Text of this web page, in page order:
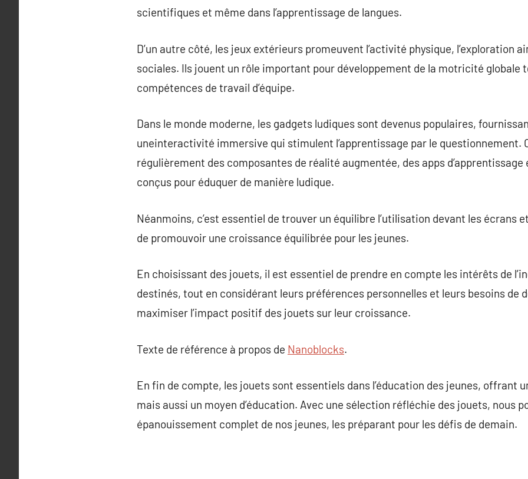
scientifiques et même dans l’apprentissage de langues.
D’un autre côté, les jeux extérieurs promeuvent l’activité physique, l’exploration
sociales. Ils jouent un rôle important pour développement de la motricité globale
compétences de travail d’équipe.
Dans le monde moderne, les gadgets ludiques sont devenus populaires,
uneinteractivité immersive qui stimulent l’apprentissage par le questionnement.
régulièrement des composantes de réalité augmentée, des apps d’apprentissage
conçus pour éduquer de manière ludique.
Néanmoins, c’est essentiel de trouver un équilibre l’utilisation devant les écrans
de promouvoir une croissance équilibrée pour les jeunes.
En choisissant des jouets, il est essentiel de prendre en compte les intérêts de
destinés, tout en considérant leurs préférences personnelles et leurs besoins de
maximiser l’impact positif des jouets sur leur croissance.
Texte de référence à propos de Nanoblocks.
En fin de compte, les jouets sont essentiels dans l’éducation des jeunes, offrant
mais aussi un moyen d’éducation. Avec une sélection réfléchie des jouets, nous
épanouissement complet de nos jeunes, les préparant pour les défis de demain.